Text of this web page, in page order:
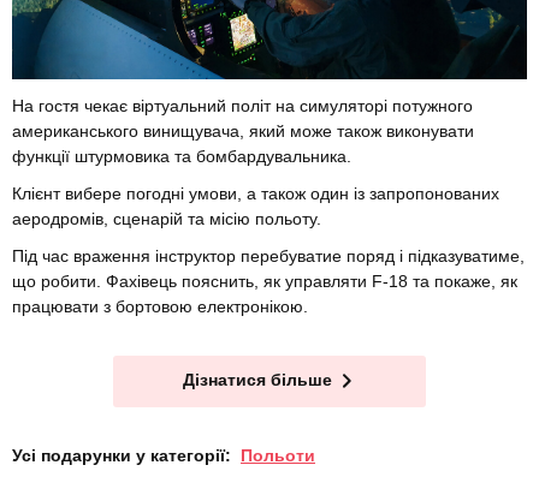
На гостя чекає віртуальний політ на симуляторі потужного
американського винищувача, який може також виконувати
функції штурмовика та бомбардувальника.
Клієнт вибере погодні умови, а також один із запропонованих
аеродромів, сценарій та місію польоту.
Під час враження інструктор перебуватие поряд і підказуватиме,
що робити. Фахівець пояснить, як управляти F-18 та покаже, як
працювати з бортовою електронікою.
Дізнатися більше
Усі подарунки у категорії: Польоти